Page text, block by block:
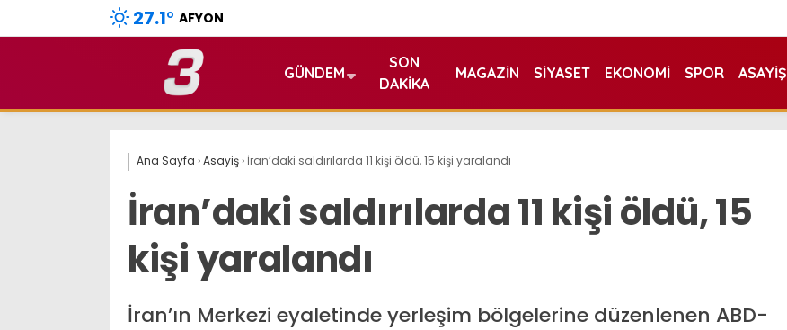
27.1° AFYON
GÜNDEM
SON
DAKIKA
MAGAZIN SIYASET EKONOMI SPOR ASAYIŞ
Ana Sayfa ›Asayiş› İran’daki saldırılarda 11 kişi öldü, 15 kişi yaralandı
İran’daki saldırılarda 11 kişi öldü, 15
kişi yaralandı
İran’ın Merkezi eyaletinde yerleşim bölgelerine düzenlenen ABD-